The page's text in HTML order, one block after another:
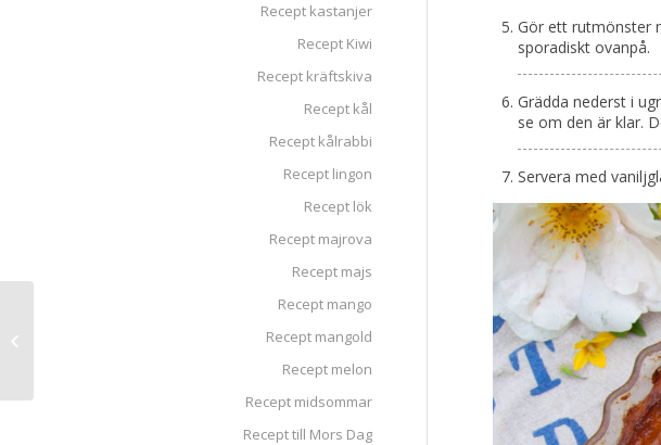
Gör ett rutmönster
sporadiskt ovanpå.
Grädda nederst i
se om den är klar.
Servera med
Recept kastanjer
Recept Kiwi
Recept kräftskiva
Recept kål
Recept kålrabbi
Recept lingon
Recept lök
Recept majrova
Recept majs
Recept mango
Recept mangold
Recept melon
Recept midsommar
Recept till Mors Dag